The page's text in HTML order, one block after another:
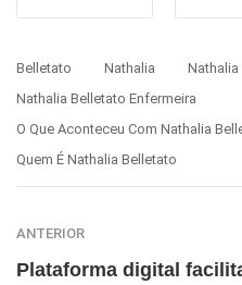
Belletato Nathalia
Nathalia
Nathalia Belletato Enfermeira
O Que Aconteceu Com Nathalia
Quem É Nathalia Belletato
ANTERIOR
Plataforma digital